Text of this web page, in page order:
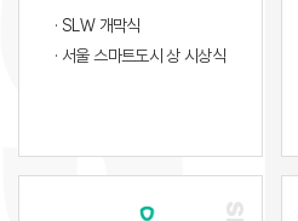
· SLW 개막식
· 서울 스마트도시 상 시상식